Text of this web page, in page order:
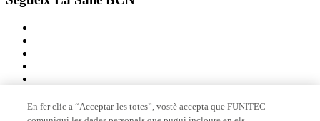
En fer clic a “Acceptar-les totes”, vostè accepta que FUNITEC